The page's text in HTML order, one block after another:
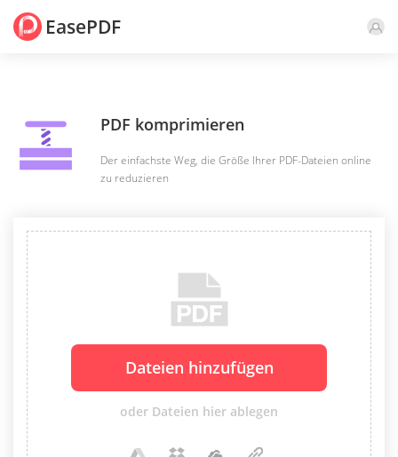
EasePDF
PDF komprimieren
Der einfachste Weg, die Größe Ihrer PDF-Dateien online
zu reduzieren
Dateien hinzufügen
oder Dateien hier ablegen